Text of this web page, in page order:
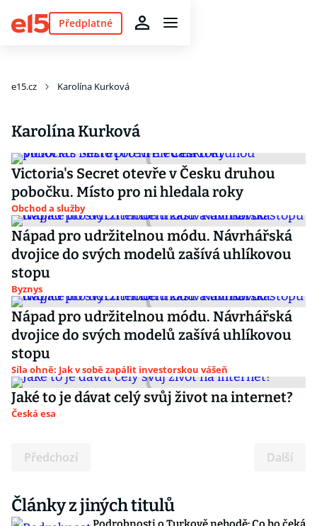
Předplatné
e15.cz Karolína Kurková
Karolína Kurková
Victoria's Secret otevře v Česku druhou
pobočku. Místo pro ni hledala roky
Obchod a služby
Nápad pro udržitelnou módu. Návrhářská
dvojice do svých modelů zašívá uhlíkovou
stopu
Byznys
Nápad pro udržitelnou módu. Návrhářská
dvojice do svých modelů zašívá uhlíkovou
stopu
Síla ohně: Jak v sobě zapálit investorskou vášeň
Jaké to je dávat celý svůj život na internet?
Česká esa
Předchozí Další
Články z jiných titulů